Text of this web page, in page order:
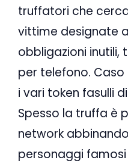
truffatori che
vittime designate
obbligazioni
per telefono.
i vari token fasulli
Spesso la truffa è
network
personaggi famosi